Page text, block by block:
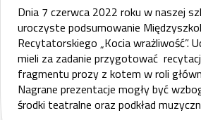
Dnia 7 czerwca 2022 roku w naszej
uroczyste podsumowanie
Recytatorskiego „Kocia wrażliwość”.
mieli za zadanie przygotować
fragmentu prozy z kotem w roli
Nagrane prezentacje mogły być
środki teatralne oraz podkład